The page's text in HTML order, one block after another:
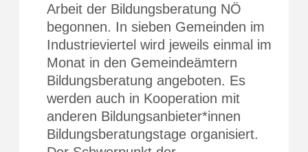
Arbeit der Bildungsberatung NÖ
begonnen. In sieben Gemeinden im
Industrieviertel wird jeweils einmal im
Monat in den Gemeindeämtern
Bildungsberatung angeboten. Es
werden auch in Kooperation mit
anderen Bildungsanbieter*innen
Bildungsberatungstage organisiert.